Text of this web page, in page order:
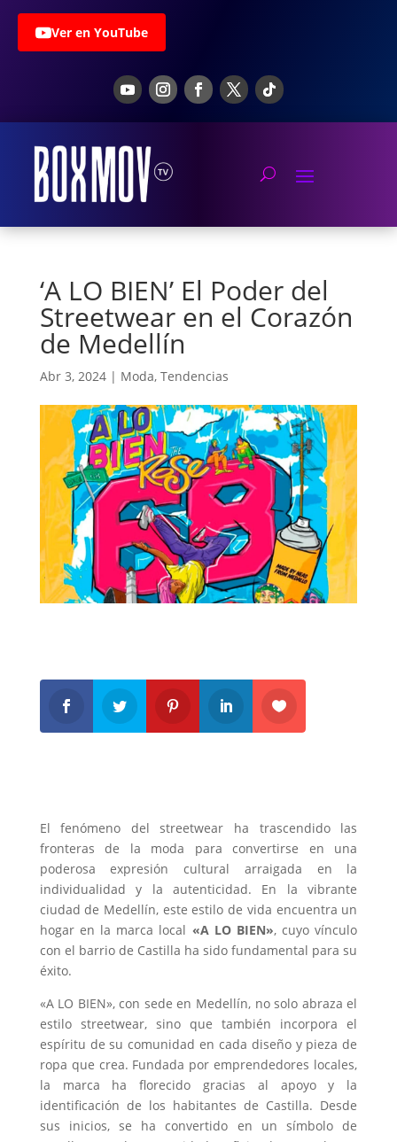
Ver en YouTube
‘A LO BIEN’ El Poder del
Streetwear en el Corazón
de Medellín
Abr 3, 2024| Moda, Tendencias
El fenómeno del streetwear ha trascendido las
fronteras de la moda para convertirse en una
poderosa expresión cultural arraigada en la
individualidad y la autenticidad. En la vibrante
ciudad de Medellín, este estilo de vida encuentra un
hogar en la marca local «A LO BIEN», cuyo vínculo
con el barrio de Castilla ha sido fundamental para su
éxito.
«A LO BIEN», con sede en Medellín, no solo abraza el
estilo streetwear, sino que también incorpora el
espíritu de su comunidad en cada diseño y pieza de
ropa que crea. Fundada por emprendedores locales,
la marca ha florecido gracias al apoyo y la
identificación de los habitantes de Castilla. Desde
sus inicios, se ha convertido en un símbolo de